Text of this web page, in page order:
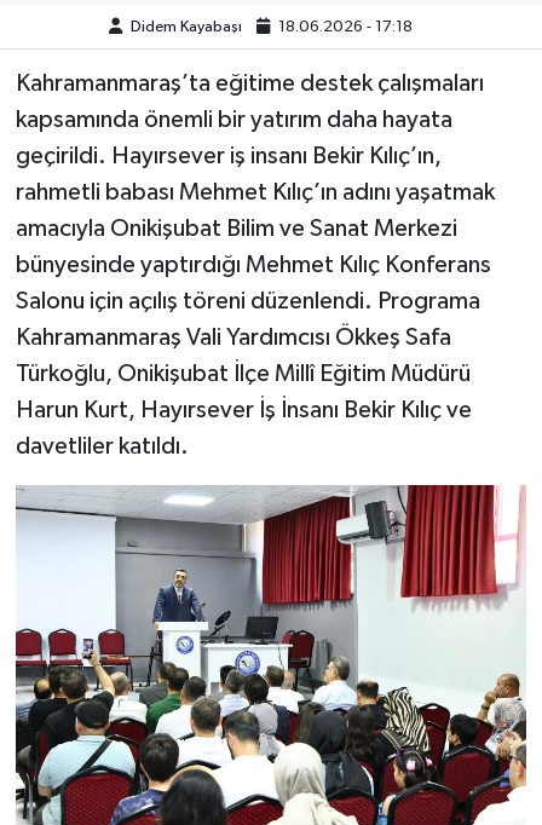
Didem Kayabaşı 18.06.2026 - 17:18
Kahramanmaraş’ta eğitime destek çalışmaları
kapsamında önemli bir yatırım daha hayata
geçirildi. Hayırsever iş insanı Bekir Kılıç’ın,
rahmetli babası Mehmet Kılıç’ın adını yaşatmak
amacıyla Onikişubat Bilim ve Sanat Merkezi
bünyesinde yaptırdığı Mehmet Kılıç Konferans
Salonu için açılış töreni düzenlendi. Programa
Kahramanmaraş Vali Yardımcısı Ökkeş Safa
Türkoğlu, Onikişubat İlçe Millî Eğitim Müdürü
Harun Kurt, Hayırsever İş İnsanı Bekir Kılıç ve
davetliler katıldı.